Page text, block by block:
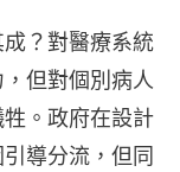
？對醫療系統
但對個別病人
。政府在設計
導分流，但同